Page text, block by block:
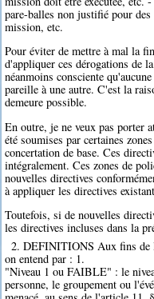
pare-balles non justifié pour
mission, etc.
Pour éviter de mettre à mal la
d'appliquer ces dérogations de
néanmoins consciente
pareille à une autre. C'est la
demeure possible.
En outre, je ne veux pas porter
été soumises par certaines
concertation de base. Ces
intégralement. Ces zones de
nouvelles directives
à appliquer les directives
Toutefois, si de nouvelles
les directives incluses dans la
2. DEFINITIONS Aux fins de
on entend par : 1.
"Niveau 1 ou FAIBLE" : le
personne, le groupement ou